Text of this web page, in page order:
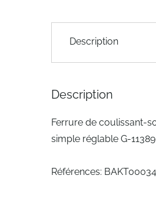
the
images
Description
Description
Ferrure de coulissant-
simple réglable G-
Références: